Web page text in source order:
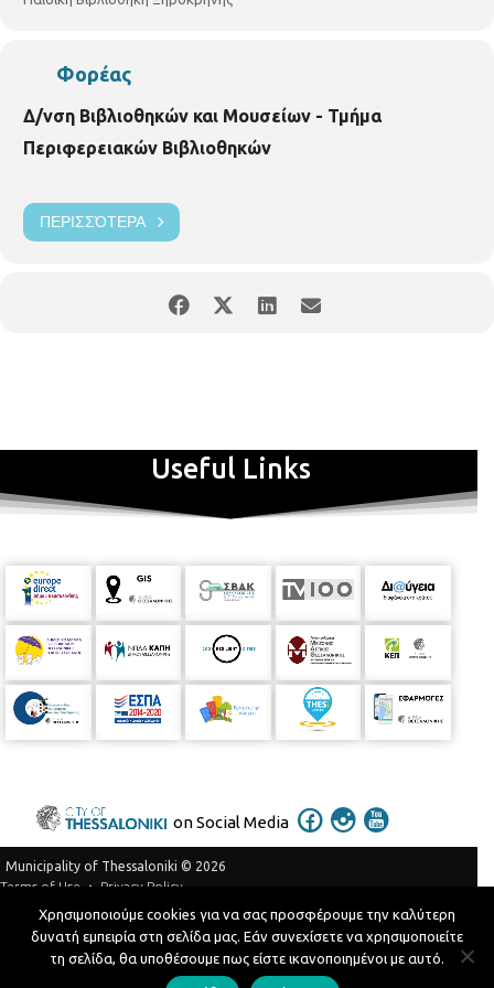
Φορέας
Δ/νση Βιβλιοθηκών και Μουσείων - Τμήμα
Περιφερειακών Βιβλιοθηκών
ΠΕΡΙΣΣΌΤΕΡΑ
Useful Links
on Social Media
Municipality of Thessaloniki © 2026
Terms of Use
Privacy Policy
Telephone Catalog
Developed byMyCompany Projects
Χρησιμοποιούμε cookies για να σας προσφέρουμε την καλύτερη
δυνατή εμπειρία στη σελίδα μας. Εάν συνεχίσετε να χρησιμοποιείτε
τη σελίδα, θα υποθέσουμε πως είστε ικανοποιημένοι με αυτό.